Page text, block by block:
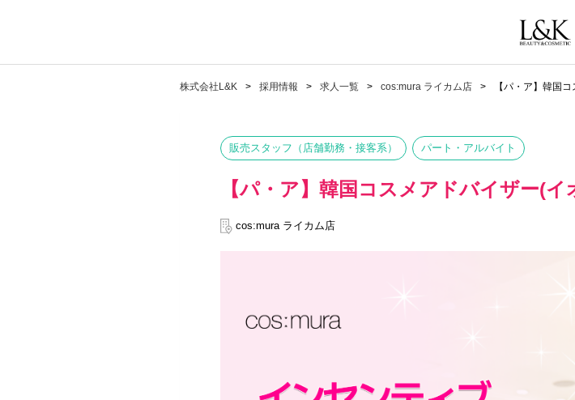
株式会社L&K 採用情報 求人一覧 cos:mura ライカム店 【パ・ア】韓国
販売スタッフ（店舗勤務・接客系） パート・アルバイト
【パ・ア】韓国コスメアドバイザー(
cos:mura ライカム店